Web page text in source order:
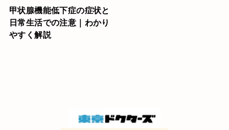
甲状腺機能低下症の症状と
日常生活での注意｜わかり
やすく解説